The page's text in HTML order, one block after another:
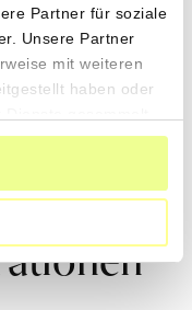
Partner für soziale
Unsere Partner
mit weiteren
haben oder
verarbeitet.